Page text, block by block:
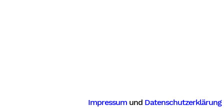
Impressum und Datenschutzerklärung